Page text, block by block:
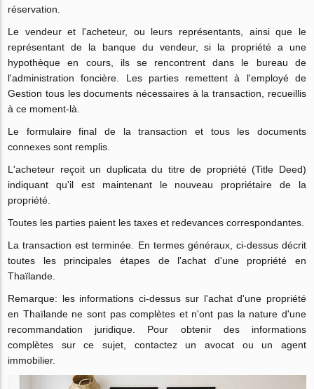
réservation.
Le vendeur et l'acheteur, ou leurs représentants, ainsi que le
représentant de la banque du vendeur, si la propriété a une
hypothèque en cours, ils se rencontrent dans le bureau de
l'administration foncière. Les parties remettent à l'employé de
Gestion tous les documents nécessaires à la transaction, recueillis
à ce moment-là.
Le formulaire final de la transaction et tous les documents
connexes sont remplis.
L'acheteur reçoit un duplicata du titre de propriété (Title Deed)
indiquant qu'il est maintenant le nouveau propriétaire de la
propriété.
Toutes les parties paient les taxes et redevances correspondantes.
La transaction est terminée. En termes généraux, ci-dessus décrit
toutes les principales étapes de l'achat d'une propriété en
Thaïlande.
Remarque: les informations ci-dessus sur l'achat d'une propriété
en Thaïlande ne sont pas complètes et n'ont pas la nature d'une
recommandation juridique. Pour obtenir des informations
complètes sur ce sujet, contactez un avocat ou un agent
immobilier.